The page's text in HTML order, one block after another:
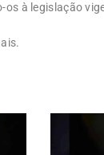
os à legislação